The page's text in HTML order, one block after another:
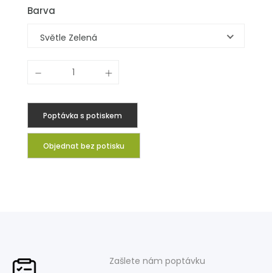
Barva
Světle Zelená
Poptávka s potiskem
Objednat bez potisku
Zašlete nám poptávku